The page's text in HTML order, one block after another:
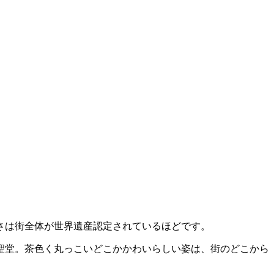
街全体が世界遺産認定されているほどです。
。茶色く丸っこいどこかかわいらしい姿は、街のどこから